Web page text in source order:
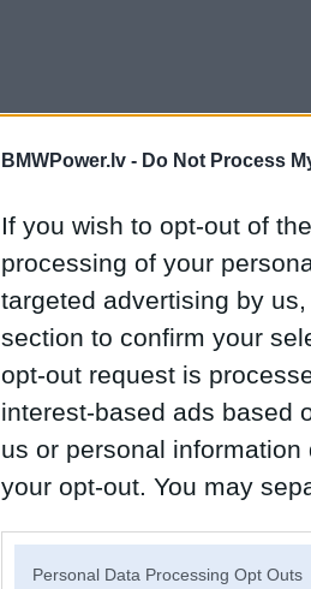
BMWPower.lv - Do Not Process
If you wish to opt-out of
processing of your
targeted advertising by
section to confirm your
opt-out request is
interest-based ads based
us or personal
your opt-out. You may
Personal Data Processing Opt Outs